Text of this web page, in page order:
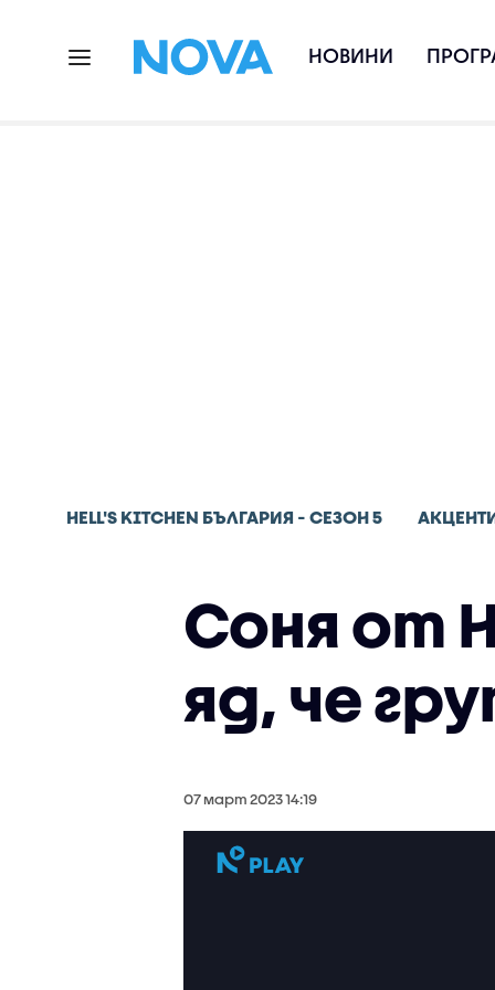
НОВИНИ
HELL'S KITCHEN БЪЛГАРИЯ - СЕЗОН 5
Соня от
яд, че
07 март 2023 14:19